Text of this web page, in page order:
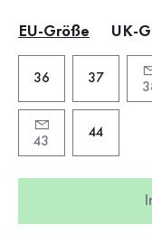
EU-Größe UK-
36 37
43
44